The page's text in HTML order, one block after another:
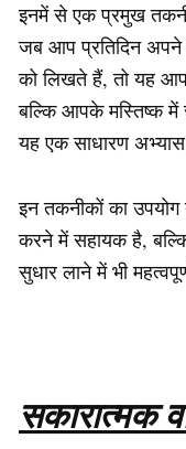
इनमें से एक प्रमुख
जब आप प्रतिदिन अपने
को लिखते हैं, तो यह
बल्कि आपके मस्तिष्क में
यह एक साधारण
इन तकनीकों का
करने में सहायक है,
सुधार लाने में भी
सकारात्मक